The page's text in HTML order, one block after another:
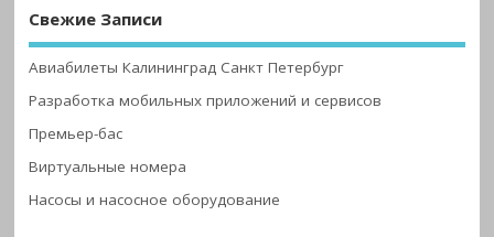
Свежие Записи
Авиабилеты Калининград Санкт Петербург
Разработка мобильных приложений и сервисов
Премьер-бас
Виртуальные номера
Насосы и насосное оборудование